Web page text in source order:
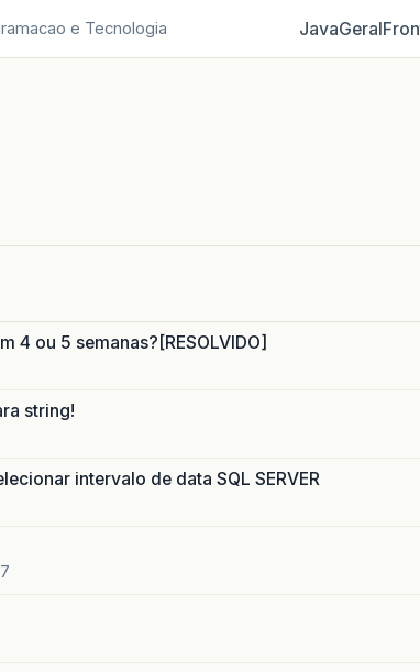
e Tecnologia JavaGeral
4 ou 5 semanas?[RESOLVIDO]
string!
intervalo de data SQL SERVER